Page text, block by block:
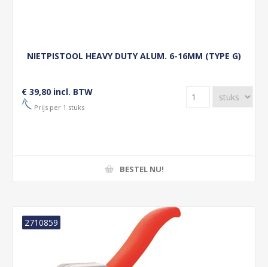
NIETPISTOOL HEAVY DUTY ALUM. 6-16MM (TYPE G)
€ 39,80 incl. BTW
Prijs per 1 stuks
BESTEL NU!
2710859